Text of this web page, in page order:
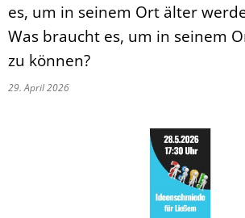
es, um in seinem Ort älter
Was braucht es, um in seinem
zu können?
29. April 2026